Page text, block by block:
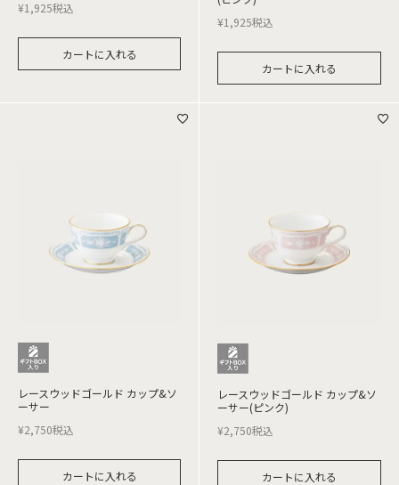
¥1,925税込
カートに入れる
¥1,925税込
カートに入れる
レースウッドゴールド カップ&ソ
ーサー
¥2,750税込
カートに入れる
レースウッドゴールド カップ&ソ
ーサー(ピンク)
¥2,750税込
カートに入れる